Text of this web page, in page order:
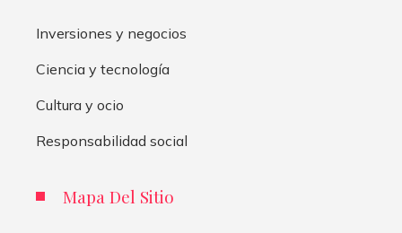
Inversiones y negocios
Ciencia y tecnología
Cultura y ocio
Responsabilidad social
Mapa Del Sitio